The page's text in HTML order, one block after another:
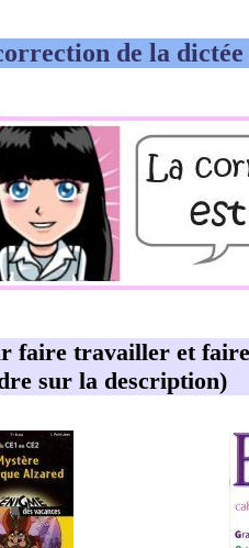
de la dictée
faire travailler et
sur la description)